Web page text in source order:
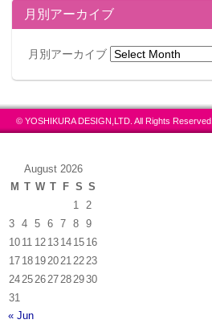
月別アーカイブ
月別アーカイブ
© YOSHIKURA DESIGN,LTD. All Rights Reserved.
August 2026
M T W T F S S
1
2
3
4 5 6 7 8
9
10 11 12 13 14 15 16
17 18 19 20 21 22 23
24 25 26 27 28 2930
31
« Jun